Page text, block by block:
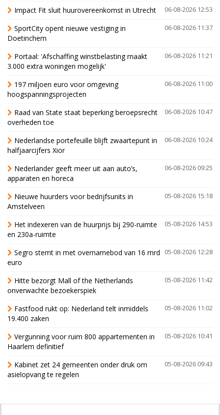
06-08-2026 12:53
Impact Fit sluit huurovereenkomst in Utrecht
06-08-2026 11:37
SportCity opent nieuwe vestiging in
Doetinchem
06-08-2026 11:21
Portaal: 'Afschaffing winstbelasting maakt
3.000 extra woningen mogelijk'
06-08-2026 11:00
197 miljoen euro voor omgeving
hoogspanningsprojecten
06-08-2026 10:47
Raad van State staat beperking beroepsrecht
overheden toe
06-08-2026 10:24
Nederlandse portefeuille blijft zwaartepunt in
halfjaarcijfers Xior
06-08-2026 09:25
Nederlander geeft meer uit aan auto’s,
apparaten en horeca
05-08-2026 15:18
Nieuwe huurders voor bedrijfsunits in
Amstelveen
05-08-2026 14:53
Het indexeren van de huurprijs bij 290-ruimte
en 230a-ruimte
05-08-2026 12:28
Segro stemt in met overnamebod van 16 mrd
euro
05-08-2026 11:42
Hitte bezorgt Mall of the Netherlands
onverwachte bezoekerspiek
05-08-2026 11:02
Fastfood rukt op: Nederland telt inmiddels
19.400 zaken
05-08-2026 10:41
Vergunning voor ruim 800 appartementen in
Haarlem definitief
05-08-2026 09:43
Kabinet zet 24 gemeenten onder druk om
asielopvang te regelen